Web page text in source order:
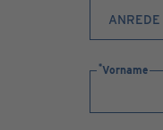
Vorname